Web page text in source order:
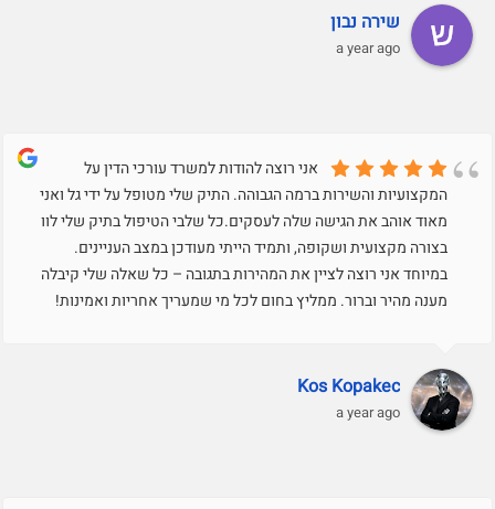
שירה נבון
a year ago
אני רוצה להודות למשרד עורכי הדין על
המקצועיות והשירות ברמה הגבוהה. התיק שלי מטופל על ידי גל ואני
מאוד אוהב את הגישה שלה לעסקים.כל שלבי הטיפול בתיק שלי לוו
בצורה מקצועית ושקופה, ותמיד הייתי מעודכן במצב העניינים.
במיוחד אני רוצה לציין את המהירות בתגובה – כל שאלה שלי קיבלה
מענה מהיר וברור. ממליץ בחום לכל מי שמעריך אחריות ואמינות!
Kos Kopakec
a year ago